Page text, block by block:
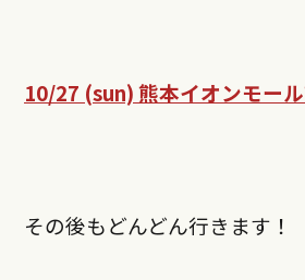
10/27 (sun) 熊本イオンモー
その後もどんどん行きます！